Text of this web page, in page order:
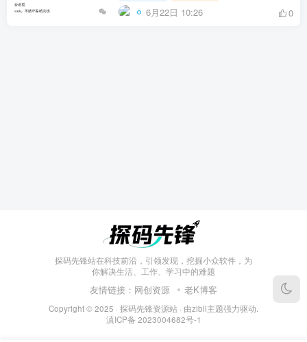
6月22日 10:26 0
探码先锋站在科技前沿，引领发现，挖掘小众软件，为
你解决生活、工作、学习中的难题
友情链接： 网创资源 老K博客
Copyright © 2025 · 探码先锋资源站 · 由zibll主题强力驱动.
滇ICP备 2023004682号-1